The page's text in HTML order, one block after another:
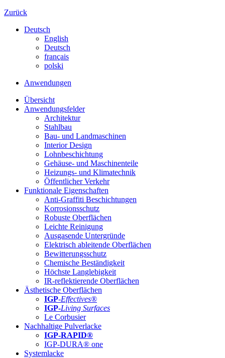
Zurück
Deutsch
English
Deutsch
français
polski
Anwendungen
Übersicht
Anwendungsfelder
Architektur
Stahlbau
Bau- und Landmaschinen
Interior Design
Lohnbeschichtung
Gehäuse- und Maschinenteile
Heizungs- und Klimatechnik
Öffentlicher Verkehr
Funktionale Eigenschaften
Anti-Graffiti Beschichtungen
Korrosionsschutz
Robuste Oberflächen
Leichte Reinigung
Ausgasende Untergründe
Elektrisch ableitende Oberflächen
Bewitterungsschutz
Chemische Beständigkeit
Höchste Langlebigkeit
IR-reflektierende Oberflächen
Ästhetische Oberflächen
IGP-Effectives®
IGP-Living Surfaces
Le Corbusier
Nachhaltige Pulverlacke
IGP-RAPID®
IGP-DURA® one
Systemlacke